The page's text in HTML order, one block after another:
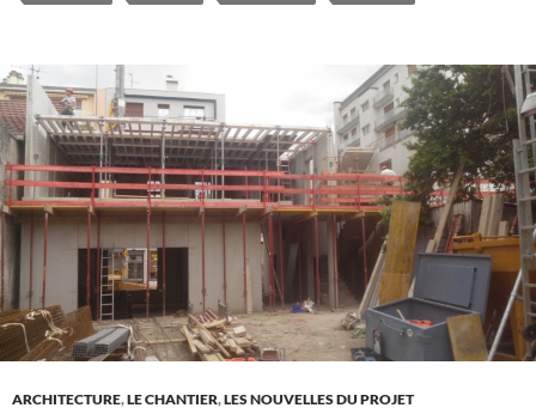
ARCHITECTURE,LE CHANTIER,LES NOUVELLES DU PROJET